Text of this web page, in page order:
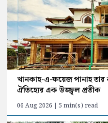
খানকাহ-এ-ফয়েজ পানাহ
ঐতিহ্যের এক উজ্জ্বল প্রতীক
06 Aug 2026 | 5 min(s) read